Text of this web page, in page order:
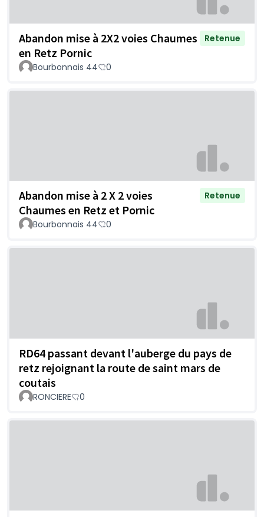
Abandon mise à 2X2 voies Chaumes
en Retz Pornic
Retenue
Bourbonnais 44 0
Abandon mise à 2 X 2 voies
Chaumes en Retz et Pornic
Retenue
Bourbonnais 44 0
RD64 passant devant l'auberge du pays de
retz rejoignant la route de saint mars de
coutais
RONCIERE 0